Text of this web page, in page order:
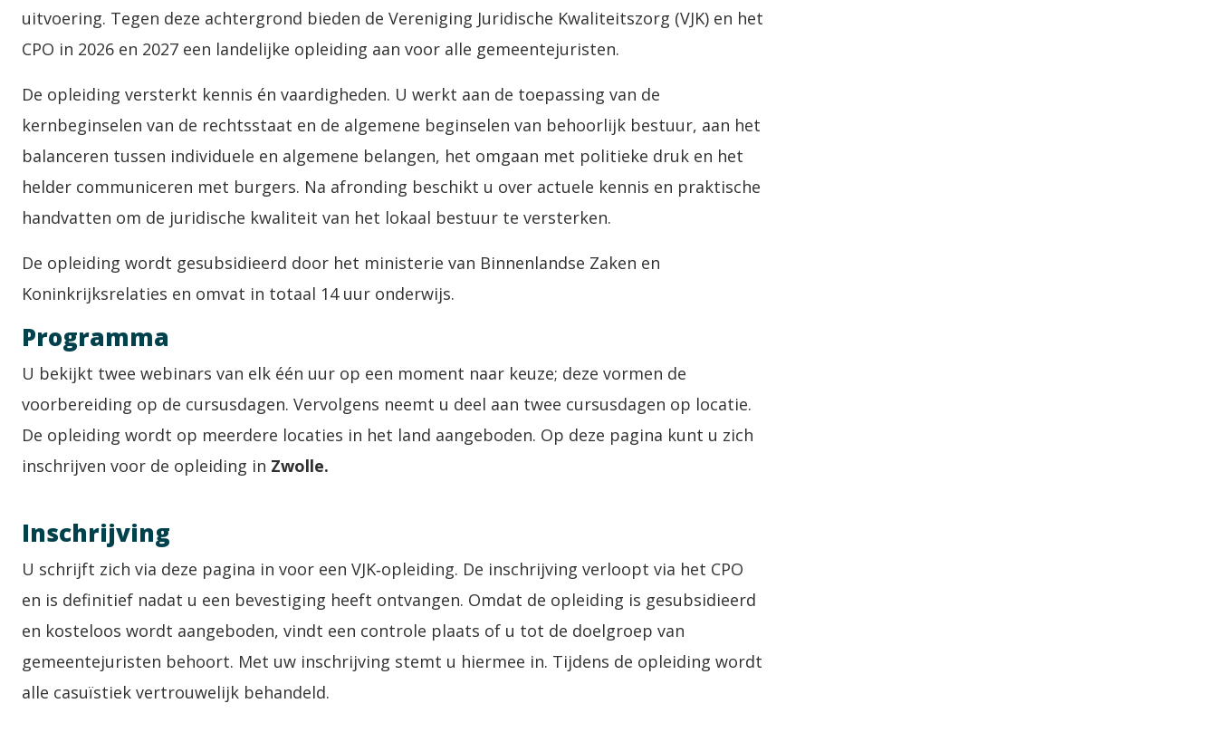
uitvoering. Tegen deze achtergrond bieden de Vereniging Juridische Kwaliteitszorg (VJK) en het
CPO in 2026 en 2027 een landelijke opleiding aan voor alle gemeentejuristen.
De opleiding versterkt kennis én vaardigheden. U werkt aan de toepassing van de
kernbeginselen van de rechtsstaat en de algemene beginselen van behoorlijk bestuur, aan het
balanceren tussen individuele en algemene belangen, het omgaan met politieke druk en het
helder communiceren met burgers. Na afronding beschikt u over actuele kennis en praktische
handvatten om de juridische kwaliteit van het lokaal bestuur te versterken.
De opleiding wordt gesubsidieerd door het ministerie van Binnenlandse Zaken en
Koninkrijksrelaties en omvat in totaal 14 uur onderwijs.
Programma
U bekijkt twee webinars van elk één uur op een moment naar keuze; deze vormen de
voorbereiding op de cursusdagen. Vervolgens neemt u deel aan twee cursusdagen op locatie.
De opleiding wordt op meerdere locaties in het land aangeboden. Op deze pagina kunt u zich
inschrijven voor de opleiding in Zwolle.
Inschrijving
U schrijft zich via deze pagina in voor een VJK‑opleiding. De inschrijving verloopt via het CPO
en is definitief nadat u een bevestiging heeft ontvangen. Omdat de opleiding is gesubsidieerd
en kosteloos wordt aangeboden, vindt een controle plaats of u tot de doelgroep van
gemeentejuristen behoort. Met uw inschrijving stemt u hiermee in. Tijdens de opleiding wordt
alle casuïstiek vertrouwelijk behandeld.